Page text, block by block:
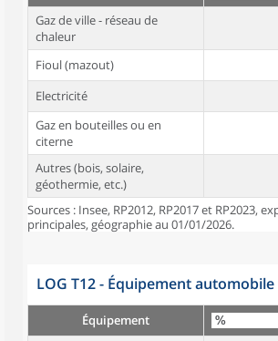
Gaz de ville - réseau de
chaleur
Fioul (mazout)
Electricité
Gaz en bouteilles ou en
citerne
Autres (bois, solaire,
géothermie, etc.)
Sources : Insee, RP2012, RP2017 et RP2023,
principales, géographie au 01/01/2026.
LOG T12 - Équipement
Équipement